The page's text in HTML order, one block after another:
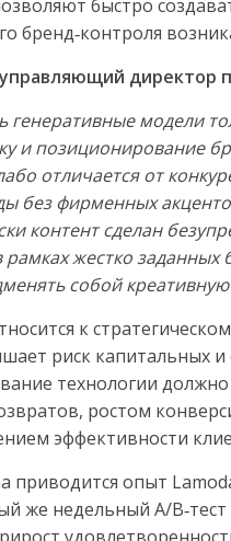
быстро
бренд‑контроля
директор
генеративные модели
и позиционирование
отличается от
без фирменных
контент сделан
жестко
собой
к
риск капитальных
технологии
ростом
эффективности
приводится опыт
же недельный A/